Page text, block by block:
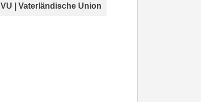
VU | Vaterländische Union